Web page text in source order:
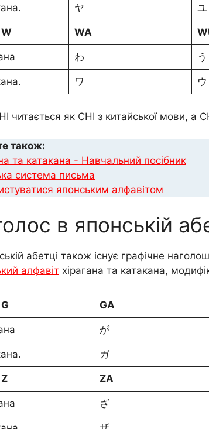
ヤ ユ
WA
わ う
ワ ウ
читається як CHI з китайської мови, а
також:
та катакана - Навчальний посібник
система письма
японським алфавітом
в японській
абетці також існує графічне
алфавіт хірагана та катакана,
GA
が
ガ
ZA
ざ